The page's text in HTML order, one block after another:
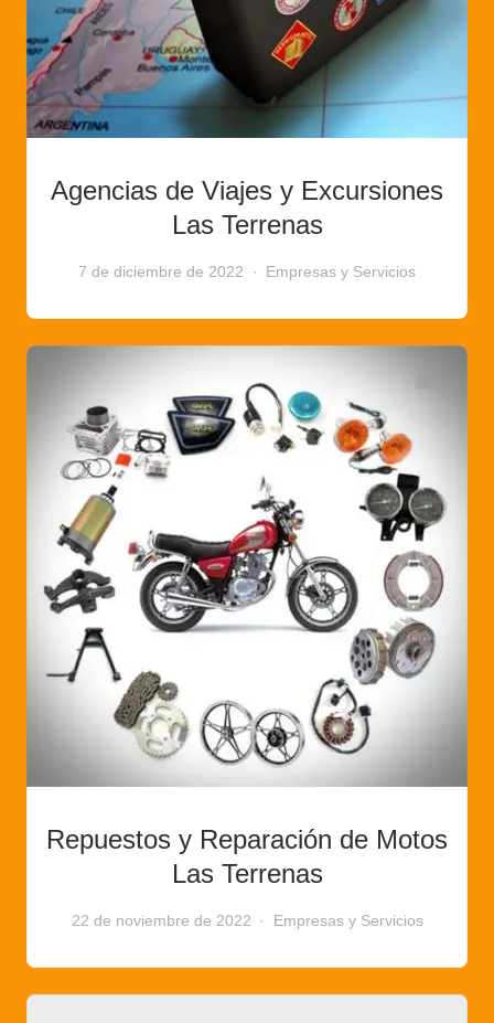
Agencias de Viajes y Excursiones
Las Terrenas
7 de diciembre de 2022 Empresas y Servicios
Repuestos y Reparación de Motos
Las Terrenas
22 de noviembre de 2022 Empresas y Servicios